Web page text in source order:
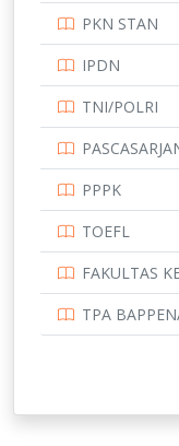
PKN STAN
IPDN
TNI/POLRI
PPPK
TOEFL
FAKULTAS
TPA